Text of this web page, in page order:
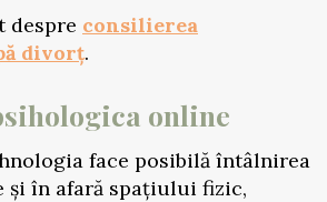
despre consilierea
divorț.
online
face posibilă întâlnirea
și în afară spațiului fizic,